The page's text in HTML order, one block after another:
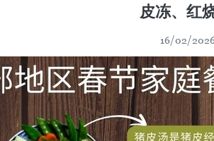
皮冻、红
16/02/